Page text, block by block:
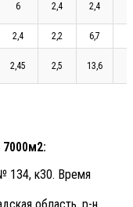
6 2,4 2,4
2,4 2,2 6,7
2,45 2,5 13,6
7000м2:
134, к30. Время